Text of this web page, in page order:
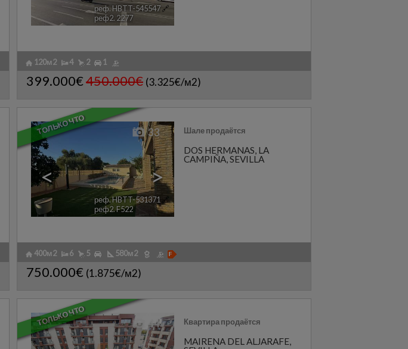
реф. HBTT-545547🔗
реф2. 2277
120м2 4 2 1
399.000€450.000€ (3.325€/м2)
ТОЛЬКО ЧТО
< >
33
реф. HBTT-531371 🔗
реф2. F522
DOS HERMANAS, LA
CAMPIÑA,SEVILLA
Шале продаётся
400м2 6 5 580м2
750.000€ (1.875€/м2)
ТОЛЬКО ЧТО 44
MAIRENA DEL ALJARAFE,
Квартира продаётся